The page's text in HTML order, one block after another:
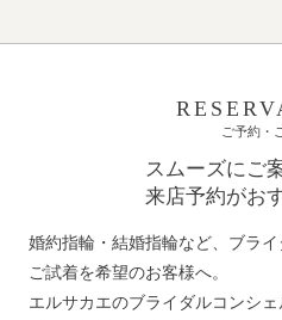
ご予約・
スムーズにご
来店予約がお
婚約指輪・結婚指輪など、ブラ
ご試着を希望のお客様へ。
エルサカエのブライダルコンシ